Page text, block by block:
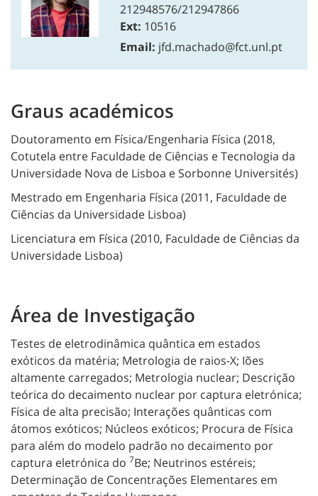
212948576/212947866
Ext: 10516
Email: jfd.machado@fct.unl.pt
Graus académicos
Doutoramento em Física/Engenharia Física (2018,
Cotutela entre Faculdade de Ciências e Tecnologia da
Universidade Nova de Lisboa e Sorbonne Universités)
Mestrado em Engenharia Física (2011, Faculdade de
Ciências da Universidade Lisboa)
Licenciatura em Física (2010, Faculdade de Ciências da
Universidade Lisboa)
Área de Investigação
Testes de eletrodinâmica quântica em estados
exóticos da matéria; Metrologia de raios-X; Iões
altamente carregados; Metrologia nuclear; Descrição
teórica do decaimento nuclear por captura eletrónica;
Física de alta precisão; Interações quânticas com
átomos exóticos; Núcleos exóticos; Procura de Física
para além do modelo padrão no decaimento por
captura eletrónica do 7Be; Neutrinos estéreis;
Determinação de Concentrações Elementares em